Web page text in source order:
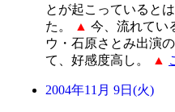
とが起こっていると
た。
▲ 今、流れてい
ウ・石原さとみ出演の
て、好感度高し。
▲
2004年11月 9日(火)